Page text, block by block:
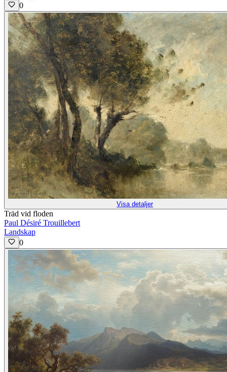
0
Visa detaljer
Träd vid floden
Paul Désiré Trouillebert
Landskap
0